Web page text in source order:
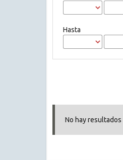
Hasta
No hay resultados